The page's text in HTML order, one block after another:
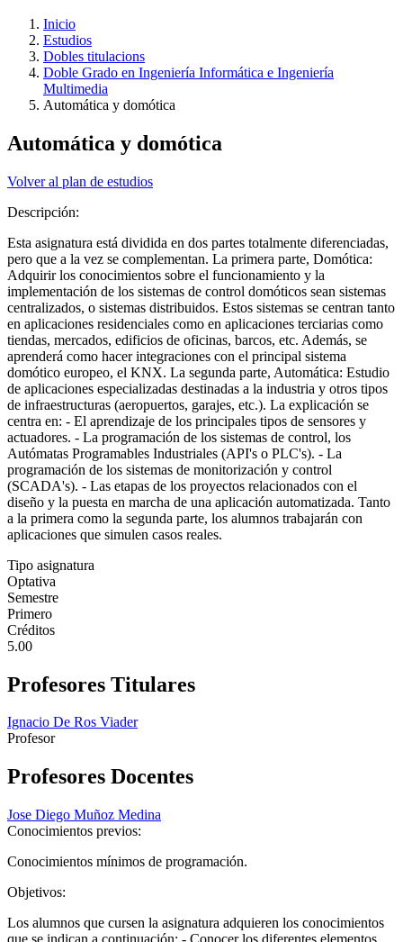
Inicio
Estudios
Dobles titulacions
Doble Grado en Ingeniería Informática e Ingeniería
Multimedia
Automática y domótica
Automática y domótica
Volver al plan de estudios
Descripción:
Esta asignatura está dividida en dos partes totalmente diferenciadas,
pero que a la vez se complementan. La primera parte, Domótica:
Adquirir los conocimientos sobre el funcionamiento y la
implementación de los sistemas de control domóticos sean sistemas
centralizados, o sistemas distribuidos. Estos sistemas se centran tanto
en aplicaciones residenciales como en aplicaciones terciarias como
tiendas, mercados, edificios de oficinas, barcos, etc. Además, se
aprenderá como hacer integraciones con el principal sistema
domótico europeo, el KNX. La segunda parte, Automática: Estudio
de aplicaciones especializadas destinadas a la industria y otros tipos
de infraestructuras (aeropuertos, garajes, etc.). La explicación se
centra en: - El aprendizaje de los principales tipos de sensores y
actuadores. - La programación de los sistemas de control, los
Autómatas Programables Industriales (API's o PLC's). - La
programación de los sistemas de monitorización y control
(SCADA's). - Las etapas de los proyectos relacionados con el
diseño y la puesta en marcha de una aplicación automatizada. Tanto
a la primera como la segunda parte, los alumnos trabajarán con
aplicaciones que simulen casos reales.
Tipo asignatura
Optativa
Semestre
Primero
Créditos
5.00
Profesores Titulares
Ignacio De Ros Viader
Profesor
Profesores Docentes
Jose Diego Muñoz Medina
Conocimientos previos:
Conocimientos mínimos de programación.
Objetivos:
Los alumnos que cursen la asignatura adquieren los conocimientos